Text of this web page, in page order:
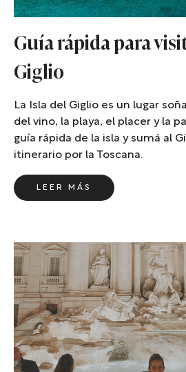
Guía rápida para
Giglio
La Isla del Giglio es un lugar
del vino, la playa, el placer y la
guía rápida de la isla y sumá al
itinerario por la Toscana.
LEER MÁS